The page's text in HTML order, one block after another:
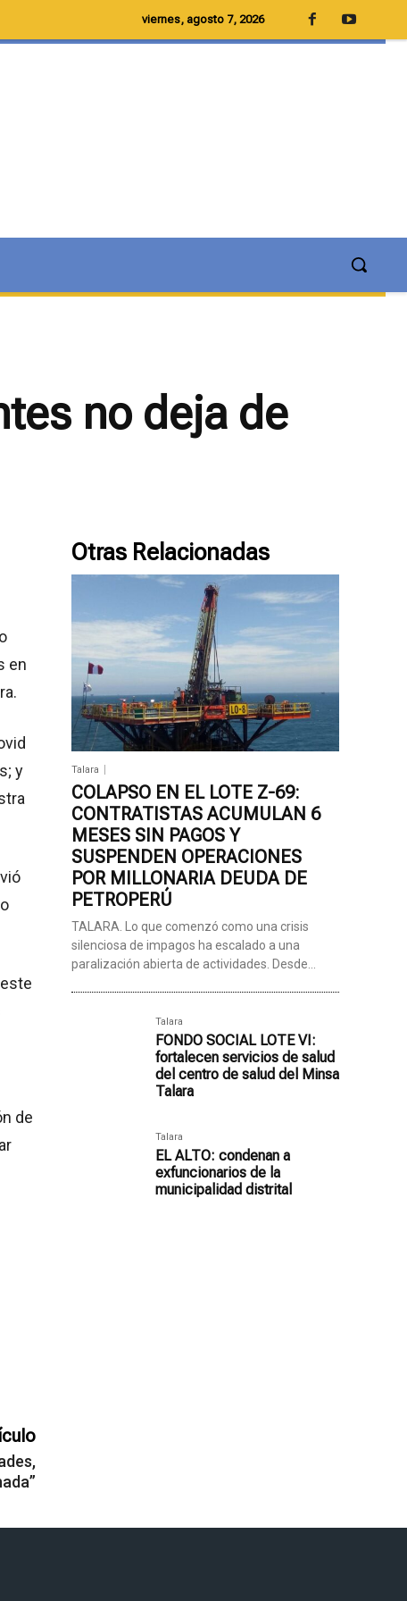
viernes, agosto 7, 2026
no deja de
en
y
de
Otras Relacionadas
Talara
COLAPSO EN EL LOTE Z-69:
CONTRATISTAS ACUMULAN 6
MESES SIN PAGOS Y
SUSPENDEN OPERACIONES
POR MILLONARIA DEUDA DE
PETROPERÚ
TALARA. Lo que comenzó como una crisis
silenciosa de impagos ha escalado a una
paralización abierta de actividades. Desde...
Talara
FONDO SOCIAL LOTE VI:
fortalecen servicios de salud
del centro de salud del Minsa
Talara
Talara
EL ALTO: condenan a
exfuncionarios de la
municipalidad distrital